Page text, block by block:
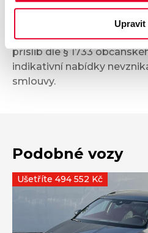
Upravit
informativní charakter.
není nabídkou ve smyslu §
občanského zákoníku, ani
příslib dle § 1733
indikativní nabídky
smlouvy.
Podobné vozy
Ušetříte 494 552 Kč